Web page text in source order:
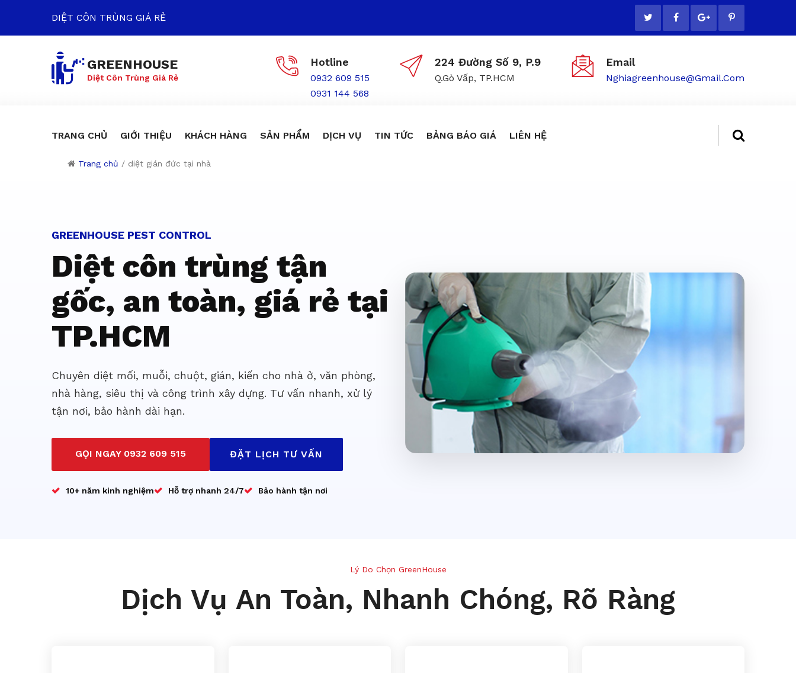
DIỆT CÔN TRÙNG GIÁ RẺ
GREENHOUSE
Diệt Côn Trùng Giá Rẻ
Hotline
0932 609 515
0931 144 568
224 Đường Số 9, P.9
Q.Gò Vấp, TP.HCM
Email
Nghiagreenhouse@gmail.com
TRANG CHỦ GIỚI THIỆU KHÁCH HÀNG SẢN PHẨM DỊCH VỤ TIN TỨC BẢNG BÁO GIÁ LIÊN HỆ
Trang chủ / diệt gián đức tại nhà
GREENHOUSE PEST CONTROL
Diệt côn trùng tận
gốc, an toàn, giá rẻ tại
TP.HCM
Chuyên diệt mối, muỗi, chuột, gián, kiến cho nhà ở, văn phòng,
nhà hàng, siêu thị và công trình xây dựng. Tư vấn nhanh, xử lý
tận nơi, bảo hành dài hạn.
GỌI NGAY 0932 609 515 ĐẶT LỊCH TƯ VẤN
10+ năm kinh nghiệm Hỗ trợ nhanh 24/7 Bảo hành tận nơi
Lý Do Chọn GreenHouse
Dịch Vụ An Toàn, Nhanh Chóng, Rõ Ràng